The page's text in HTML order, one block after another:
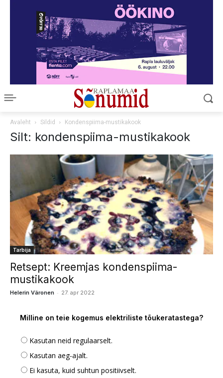
Avaleht Sildid Kondenspiima-mustikakook
Silt: kondenspiima-mustikakook
Tarbija
Retsept: Kreemjas kondenspiima-
mustikakook
Helerin Väronen - 27. apr 2022
Milline on teie kogemus elektriliste tõukeratastega?
Kasutan neid regulaarselt.
Kasutan aeg-ajalt.
Ei kasuta, kuid suhtun positiivselt.